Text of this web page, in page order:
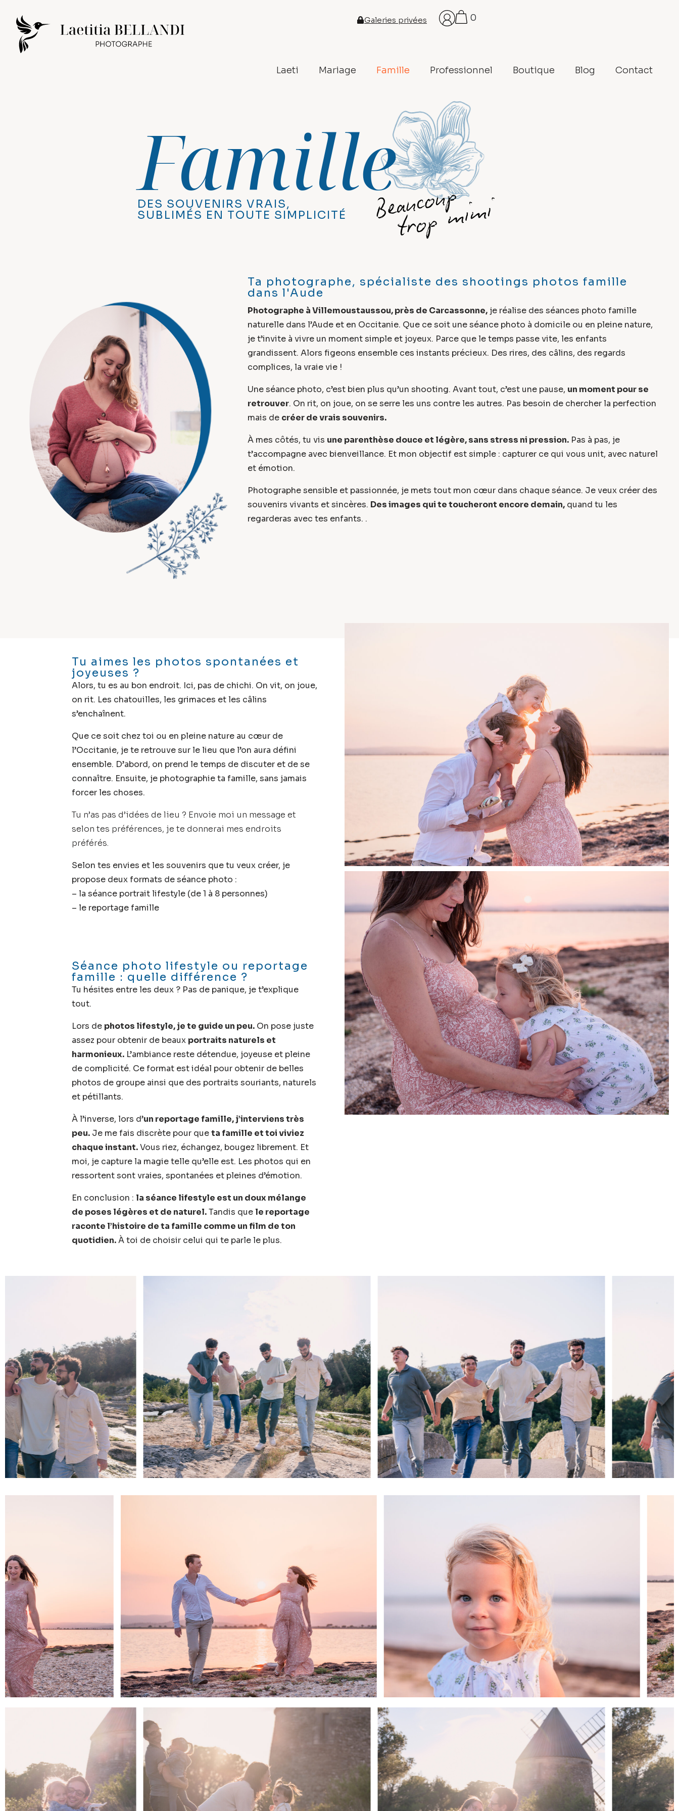
Galeries privées 0
Laeti Mariage Famille Professionnel Boutique Blog Contact
Famille
DES SOUVENIRS VRAIS,
SUBLIMÉS EN TOUTE SIMPLICITÉ
Ta photographe, spécialiste des shootings photos famille
dans l'Aude
Photographe à Villemoustaussou, près de Carcassonne, je réalise des séances photo famille
naturelle dans l’Aude et en Occitanie. Que ce soit une séance photo à domicile ou en pleine nature,
je t’invite à vivre un moment simple et joyeux. Parce que le temps passe vite, les enfants
grandissent. Alors figeons ensemble ces instants précieux. Des rires, des câlins, des regards
complices, la vraie vie !
Une séance photo, c’est bien plus qu’un shooting. Avant tout, c’est une pause, un moment pour se
retrouver. On rit, on joue, on se serre les uns contre les autres. Pas besoin de chercher la perfection
mais de créer de vrais souvenirs.
À mes côtés, tu vis une parenthèse douce et légère, sans stress ni pression. Pas à pas, je
t’accompagne avec bienveillance. Et mon objectif est simple : capturer ce qui vous unit, avec naturel
et émotion.
Photographe sensible et passionnée, je mets tout mon cœur dans chaque séance. Je veux créer des
souvenirs vivants et sincères. Des images qui te toucheront encore demain, quand tu les
regarderas avec tes enfants. .
Tu aimes les photos spontanées et
joyeuses ?
Alors, tu es au bon endroit. Ici, pas de chichi. On vit, on joue,
on rit. Les chatouilles, les grimaces et les câlins
s’enchaînent.
Que ce soit chez toi ou en pleine nature au cœur de
l’Occitanie, je te retrouve sur le lieu que l’on aura défini
ensemble. D’abord, on prend le temps de discuter et de se
connaître. Ensuite, je photographie ta famille, sans jamais
forcer les choses.
Tu n’as pas d’idées de lieu ? Envoie moi un message et
selon tes préférences, je te donnerai mes endroits
préférés.
Selon tes envies et les souvenirs que tu veux créer, je
propose deux formats de séance photo :
–la séance portrait lifestyle (de 1 à 8 personnes)
–le reportage famille
Séance photo lifestyle ou reportage
famille : quelle différence ?
Tu hésites entre les deux ? Pas de panique, je t’explique
tout.
Lors de photos lifestyle, je te guide un peu. On pose juste
assez pour obtenir de beaux portraits naturels et
harmonieux. L’ambiance reste détendue, joyeuse et pleine
de complicité. Ce format est idéal pour obtenir de belles
photos de groupe ainsi que des portraits souriants, naturels
et pétillants.
À l’inverse, lors d’un reportage famille, j’interviens très
peu. Je me fais discrète pour queta famille et toi viviez
chaque instant.Vous riez, échangez, bougez librement. Et
moi, je capture la magie telle qu’elle est. Les photos qui en
ressortent sont vraies, spontanées et pleines d’émotion.
En conclusion : la séance lifestyle est un doux mélange
de poses légères et de naturel.Tandis que le reportage
raconte l’histoire de ta famille comme un film de ton
quotidien.À toi de choisir celui qui te parle le plus.